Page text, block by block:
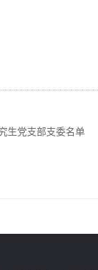
生党支部支委名单